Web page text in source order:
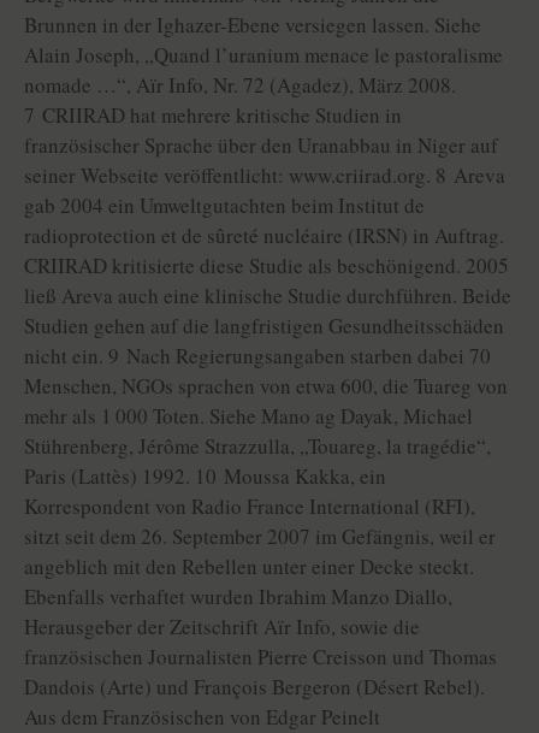
Brunnen in der Ighazer-Ebene versiegen lassen. Siehe
Alain Joseph, „Quand l’uranium menace le pastoralisme
nomade …“, Aïr Info, Nr. 72 (Agadez), März 2008.
7 CRIIRAD hat mehrere kritische Studien in
französischer Sprache über den Uranabbau in Niger auf
seiner Webseite veröffentlicht: www.criirad.org. 8 Areva
gab 2004 ein Umweltgutachten beim Institut de
radioprotection et de sûreté nucléaire (IRSN) in Auftrag.
CRIIRAD kritisierte diese Studie als beschönigend. 2005
ließ Areva auch eine klinische Studie durchführen. Beide
Studien gehen auf die langfristigen Gesundheitsschäden
nicht ein. 9 Nach Regierungsangaben starben dabei 70
Menschen, NGOs sprachen von etwa 600, die Tuareg von
mehr als 1 000 Toten. Siehe Mano ag Dayak, Michael
Stührenberg, Jérôme Strazzulla, „Touareg, la tragédie“,
Paris (Lattès) 1992. 10 Moussa Kakka, ein
Korrespondent von Radio France International (RFI),
sitzt seit dem 26. September 2007 im Gefängnis, weil er
angeblich mit den Rebellen unter einer Decke steckt.
Ebenfalls verhaftet wurden Ibrahim Manzo Diallo,
Herausgeber der Zeitschrift Aïr Info, sowie die
französischen Journalisten Pierre Creisson und Thomas
Dandois (Arte) und François Bergeron (Désert Rebel).
Aus dem Französischen von Edgar Peinelt